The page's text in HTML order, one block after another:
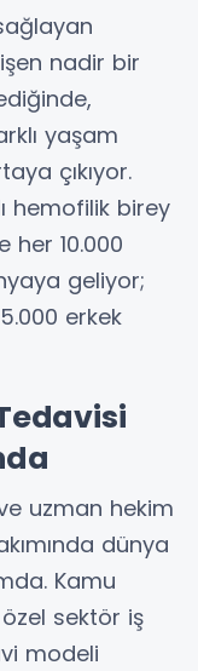
nadir bir
yaşam
çıkıyor.
hemofilik birey
her 10.000
geliyor;
erkek
uzman hekim
dünya
Kamu
sektör iş
modeli